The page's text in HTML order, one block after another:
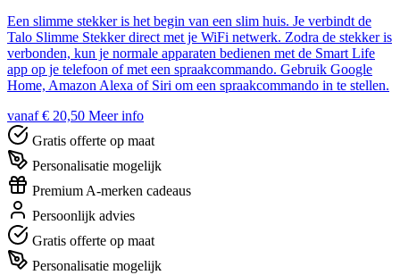
Een slimme stekker is het begin van een slim huis. Je verbindt de
Talo Slimme Stekker direct met je WiFi netwerk. Zodra de stekker is
verbonden, kun je normale apparaten bedienen met de Smart Life
app op je telefoon of met een spraakcommando. Gebruik Google
Home, Amazon Alexa of Siri om een spraakcommando in te stellen.
vanaf € 20,50 Meer info
Gratis offerte op maat
Personalisatie mogelijk
Premium A-merken cadeaus
Persoonlijk advies
Gratis offerte op maat
Personalisatie mogelijk